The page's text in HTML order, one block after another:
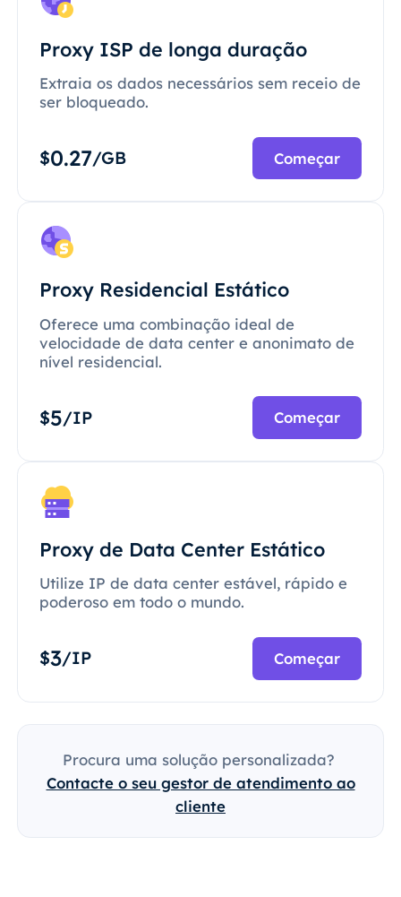
Proxy ISP de longa duração
Extraia os dados necessários sem receio de
ser bloqueado.
$0.27/GB Começar
Proxy Residencial Estático
Oferece uma combinação ideal de
velocidade de data center e anonimato de
nível residencial.
$5/IP Começar
Proxy de Data Center Estático
Utilize IP de data center estável, rápido e
poderoso em todo o mundo.
$3/IP Começar
Procura uma solução personalizada?
Contacte o seu gestor de atendimento ao
cliente